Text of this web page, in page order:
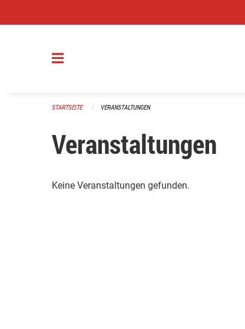
STARTSEITE VERANSTALTUNGEN
Veranstaltungen
Keine Veranstaltungen gefunden.